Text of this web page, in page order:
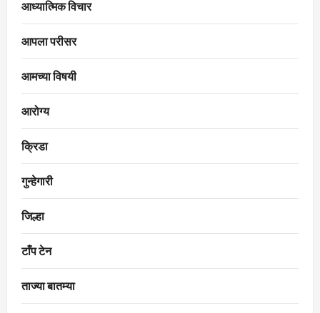
आध्यात्मिक विचार
आपला परीसर
आमच्या विषयी
आरोग्य
क्रिडा
गुन्हेगारी
जिल्हा
टाँप टेन
ताज्या बातम्या